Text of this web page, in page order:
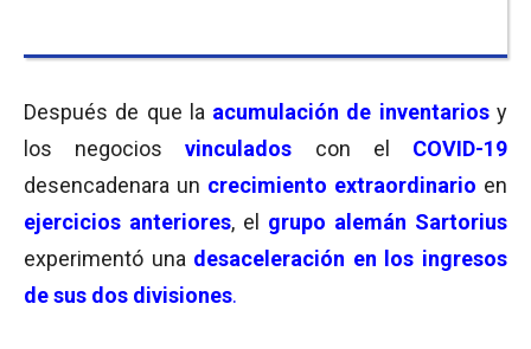
Después de que la acumulación de inventarios y
los negociosvinculados con el COVID-19
desencadenara un crecimiento extraordinario en
ejercicios anteriores, el
grupo alemán Sartorius
experimentó una desaceleración en los ingresos
de sus dos divisiones.